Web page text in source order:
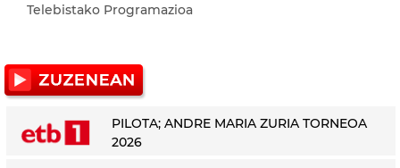
Telebistako Programazioa
PILOTA; ANDRE MARIA ZURIA TORNEOA
2026